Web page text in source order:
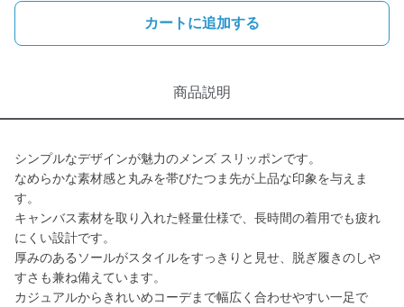
カートに追加する
商品説明
シンプルなデザインが魅力のメンズ スリッポンです。
なめらかな素材感と丸みを帯びたつま先が上品な印象を与えま
す。
キャンバス素材を取り入れた軽量仕様で、長時間の着用でも疲れ
にくい設計です。
厚みのあるソールがスタイルをすっきりと見せ、脱ぎ履きのしや
すさも兼ね備えています。
カジュアルからきれいめコーデまで幅広く合わせやすい一足で